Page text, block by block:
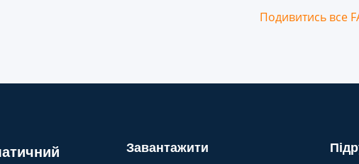
Подивитись все
Завантажити